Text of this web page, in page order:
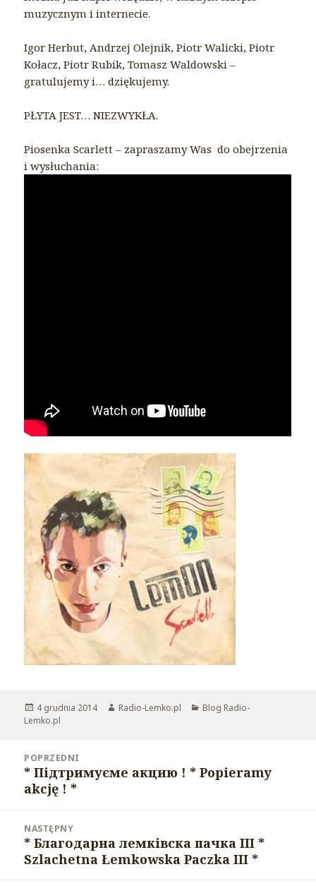
muzycznym i internecie.
Igor Herbut, Andrzej Olejnik, Piotr Walicki, Piotr
Kołacz, Piotr Rubik, Tomasz Waldowski –
gratulujemy i… dziękujemy.
PŁYTA JEST… NIEZWYKŁA.
Piosenka Scarlett – zapraszamy Was do obejrzenia
i wysłuchania:
Opublikowano
4 grudnia 2014 Autor
Radio-Lemko.pl Kategorie
Blog Radio-
Lemko.pl
wpisu
POPRZEDNI
Poprzedni
wpis:
* Підтримуєме акцию ! * Popieramy
akcję ! *
NASTĘPNY
Następny
wpis:
* Благодарнa лемкiвскa пачкa III *
Szlachetna Łemkowska Paczka III *